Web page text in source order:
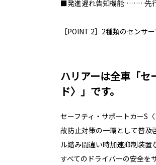
■発進遅れ告知機能………先
［POINT 2］2種類のセンサ
ハリアーは全車「セ
ド〉」です。
セーフティ・サポートカーS
故防止対策の一環として普及
ル踏み間違い時加速抑制装置
すべてのドライバーの安全を